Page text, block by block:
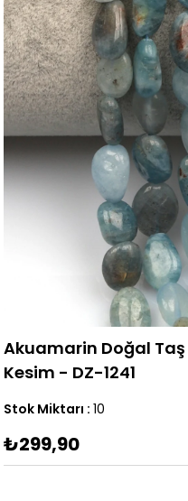
Akuamarin Doğal Taş
Kesim - DZ-1241
Stok Miktarı : 10
₺299,90